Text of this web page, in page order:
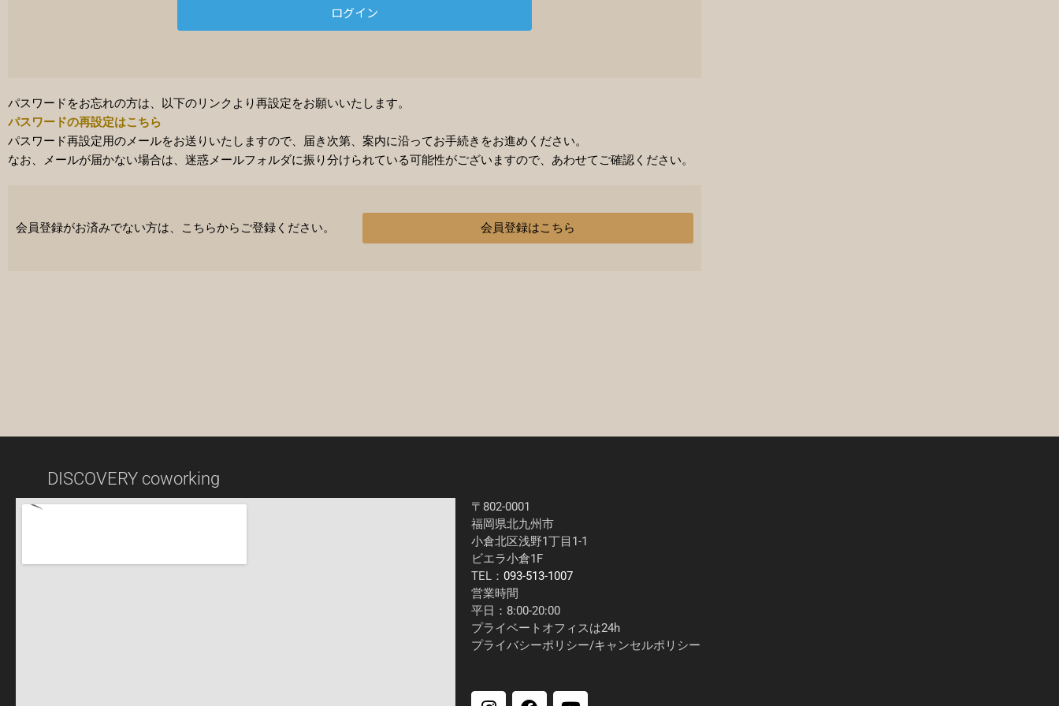
パスワードをお忘れの方は、以下のリンクより再設定をお願いいたします。
パスワードの再設定はこちら
パスワード再設定用のメールをお送りいたしますので、届き次第、案内に沿ってお手続きをお進めください。
なお、メールが届かない場合は、迷惑メールフォルダに振り分けられている可能性がございますので、あわせてご確認ください。
会員登録がお済みでない方は、こちらからご登録ください。 会員登録はこちら
DISCOVERY coworking
〒802-0001
福岡県北九州市
小倉北区浅野1丁目1-1
ビエラ小倉1F
TEL：093-513-1007
営業時間
平日：8:00-20:00
プライベートオフィスは24h
プライバシーポリシー/キャンセルポリシー
I F Y